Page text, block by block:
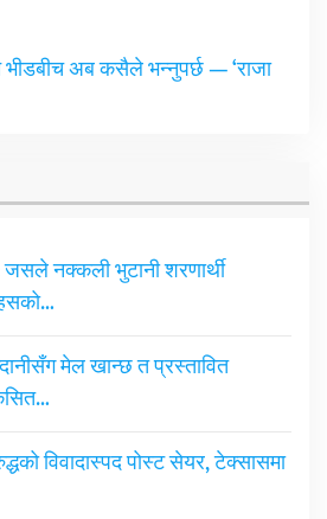
भीडबीच अब कसैले भन्नुपर्छ — ‘राजा
जसले नक्कली भुटानी शरणार्थी
मेल खान्छ त प्रस्तावित
विवादास्पद पोस्ट सेयर, टेक्सासमा